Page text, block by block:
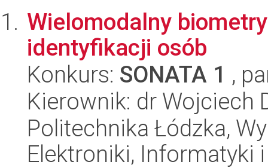
Wielomodalny
identyfikacji osób
Konkurs: SONATA 1 ,
Kierownik: dr Wojciech
Politechnika Łódzka,
Elektroniki, Informatyki